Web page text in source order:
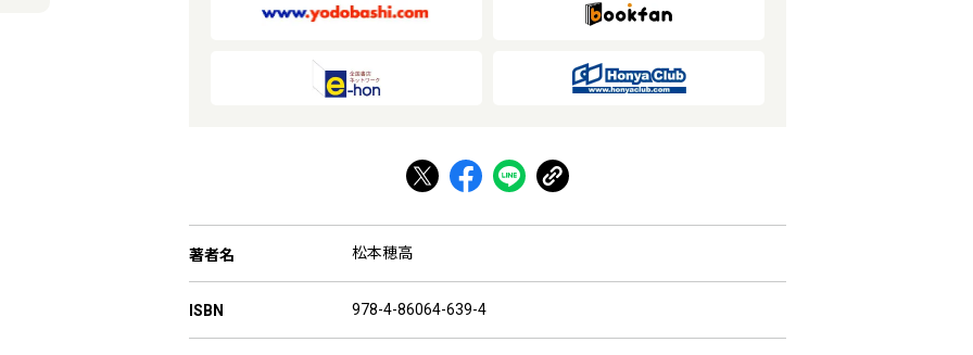
著者名 松本穂高
ISBN 978-4-86064-639-4